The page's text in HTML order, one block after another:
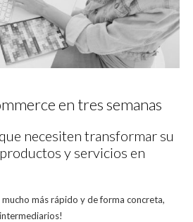
en tres semanas
necesiten transformar su
y servicios en
más rápido y de forma concreta,